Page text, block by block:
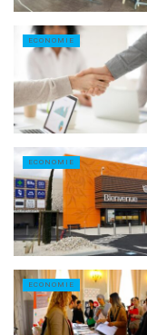
ECONOMIE
ECONOMIE
ECONOMIE